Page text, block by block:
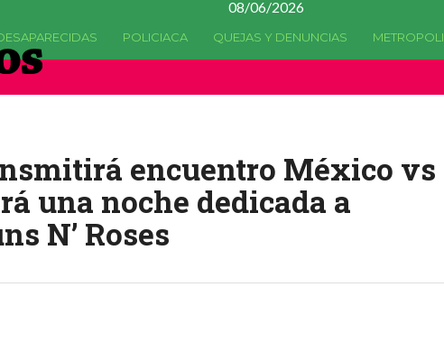
08/06/2026
POLICIACA QUEJAS Y DENUNCIAS METROPOLI
ha quedado
encuentro México vs
una noche dedicada a
N’ Roses